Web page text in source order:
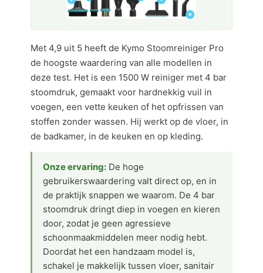
Met 4,9 uit 5 heeft de Kymo Stoomreiniger Pro
de hoogste waardering van alle modellen in
deze test. Het is een 1500 W reiniger met 4 bar
stoomdruk, gemaakt voor hardnekkig vuil in
voegen, een vette keuken of het opfrissen van
stoffen zonder wassen. Hij werkt op de vloer, in
de badkamer, in de keuken en op kleding.
Onze ervaring: De hoge
gebruikerswaardering valt direct op, en in
de praktijk snappen we waarom. De 4 bar
stoomdruk dringt diep in voegen en kieren
door, zodat je geen agressieve
schoonmaakmiddelen meer nodig hebt.
Doordat het een handzaam model is,
schakel je makkelijk tussen vloer, sanitair